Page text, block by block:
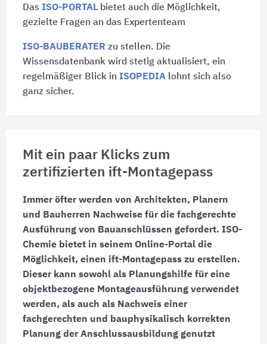
Das ISO-PORTALbietet auch die Möglichkeit,
gezielte Fragen an das Expertenteam
ISO-BAUBERATER zu stellen. Die
Wissensdatenbank wird stetig aktualisiert, ein
regelmäßiger Blick in ISOPEDIAlohnt sich also
ganz sicher.
Mit ein paar Klicks zum
zertifizierten ift-Montagepass
Immer öfter werden von Architekten, Planern
und Bauherren Nachweise für die fachgerechte
Ausführung von Bauanschlüssen gefordert. ISO-
Chemie bietet in seinem Online-Portal die
Möglichkeit, einen ift-Montagepass zu erstellen.
Dieser kann sowohl als Planungshilfe für eine
objektbezogene Montageausführung verwendet
werden, als auch als Nachweis einer
fachgerechten und bauphysikalisch korrekten
Planung der Anschlussausbildung genutzt